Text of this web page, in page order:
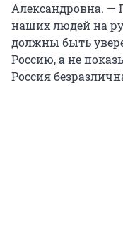
Александровна. —
наших людей на
должны быть
Россию, а не
Россия